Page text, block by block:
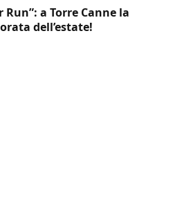
Run”: a Torre Canne la
dell’estate!